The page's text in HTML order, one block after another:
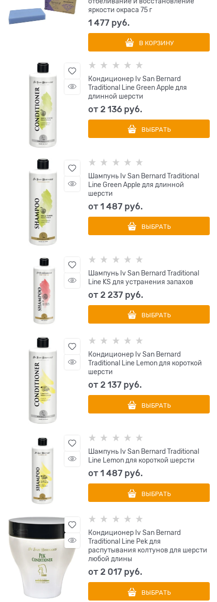
яркости окраса 75 г
1 477 руб.
В КОРЗИНУ
Кондиционер Iv San Bernard
Traditional Line Green Apple для
длинной шерсти
от2 136 руб.
ВЫБРАТЬ
Шампунь Iv San Bernard Traditional
Line Green Apple для длинной
шерсти
от1 487 руб.
ВЫБРАТЬ
Шампунь Iv San Bernard Traditional
Line KS для устранения запахов
от2 237 руб.
ВЫБРАТЬ
Кондиционер Iv San Bernard
Traditional Line Lemon для короткой
шерсти
от2 137 руб.
ВЫБРАТЬ
Шампунь Iv San Bernard Traditional
Line Lemon для короткой шерсти
от1 487 руб.
ВЫБРАТЬ
Кондиционер Iv San Bernard
Traditional Line Pek для
распутывания колтунов для шерсти
любой длины
от2 017 руб.
ВЫБРАТЬ